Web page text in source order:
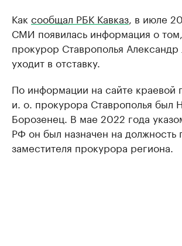
Как сообщал РБК Кавказ, в июле
СМИ появилась информация о
прокурор Ставрополья
уходит в отставку.
По информации на сайте краевой
и. о. прокурора Ставрополья был
Борозенец. В мае 2022 года
РФ он был назначен на должность
заместителя прокурора региона.